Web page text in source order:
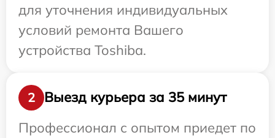
для уточнения индивидуальных
условий ремонта Вашего
устройства Toshiba.
2
Выезд курьера за 35 минут
Профессионал с опытом приедет по